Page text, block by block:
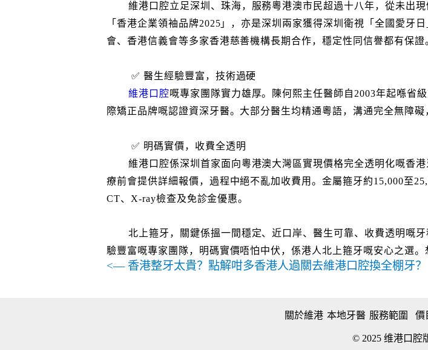
維港口腔立足深圳、珠海，服務粵港澳市民超過十八年，從未出
「香港企業領袖品牌2025」，亦是深圳兩家獲得深圳衛視「全國愛牙
會、香港信義會等多家香港慈善機構長期合作，穩定性同信譽都有保證
✅ 醫生經驗豐富，技術過硬
維港口腔嘅專家團隊實力雄厚。陳何熙主任醫師自2003年起喺省
際矯正品牌嘅認證資深牙醫。大部分醫生均精通粵語，溝通完全無障礙
✅ 明碼實價，收費全透明
維港口腔係深圳首家面向粵港澳大灣區實現價格完全透明化嘅香
療前會提供詳細報價，過程中絕不亂加收費用。金屬箍牙約15,000至
CT、X-ray檢查及免診金優惠。
北上箍牙，關鍵係搵一間穩定、近口岸、醫生可靠、收費透明嘅
驗豐富嘅專家團隊，明碼實價唔怕中伏，係港人北上箍牙嘅安心之選
<— 香港整牙太貴？點解咁多香港人過關去維港口腔換全棚牙？
關於維港 本地牙醫 服務範圍 價
© 2025 维港口腔